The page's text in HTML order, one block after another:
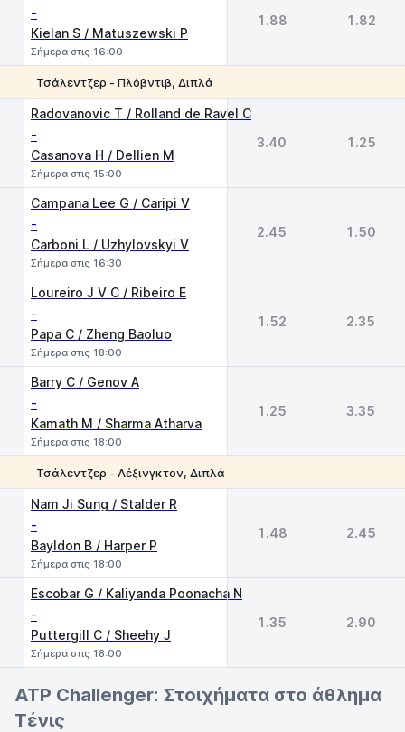
-
Kielan S / Matuszewski P
Σήμερα στις 16:00
1.88 1.82
Τσάλεντζερ - Πλόβντιβ, Διπλά
Radovanovic T / Rolland de Ravel C
-
Casanova H / Dellien M
Σήμερα στις 15:00
3.40 1.25
Campana Lee G / Caripi V
-
Carboni L / Uzhylovskyi V
Σήμερα στις 16:30
2.45 1.50
Loureiro J V C / Ribeiro E
-
Papa C / Zheng Baoluo
Σήμερα στις 18:00
1.52 2.35
Barry C / Genov A
-
Kamath M / Sharma Atharva
Σήμερα στις 18:00
1.25 3.35
Τσάλεντζερ - Λέξινγκτον, Διπλά
Nam Ji Sung / Stalder R
-
Bayldon B / Harper P
Σήμερα στις 18:00
1.48 2.45
Escobar G / Kaliyanda Poonacha N
-
Puttergill C / Sheehy J
Σήμερα στις 18:00
1.35 2.90
ATP Challenger: Στοιχήματα στο άθλημα
Τένις